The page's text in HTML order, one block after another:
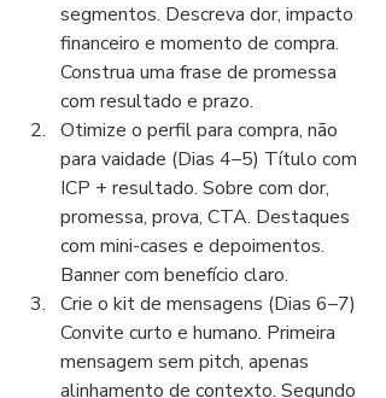
segmentos. Descreva dor, impacto
financeiro e momento de compra.
Construa uma frase de promessa
com resultado e prazo.
Otimize o perfil para compra, não
para vaidade (Dias 4–5) Título com
ICP + resultado. Sobre com dor,
promessa, prova, CTA. Destaques
com mini-cases e depoimentos.
Banner com benefício claro.
Crie o kit de mensagens (Dias 6–7)
Convite curto e humano. Primeira
mensagem sem pitch, apenas
alinhamento de contexto. Segundo